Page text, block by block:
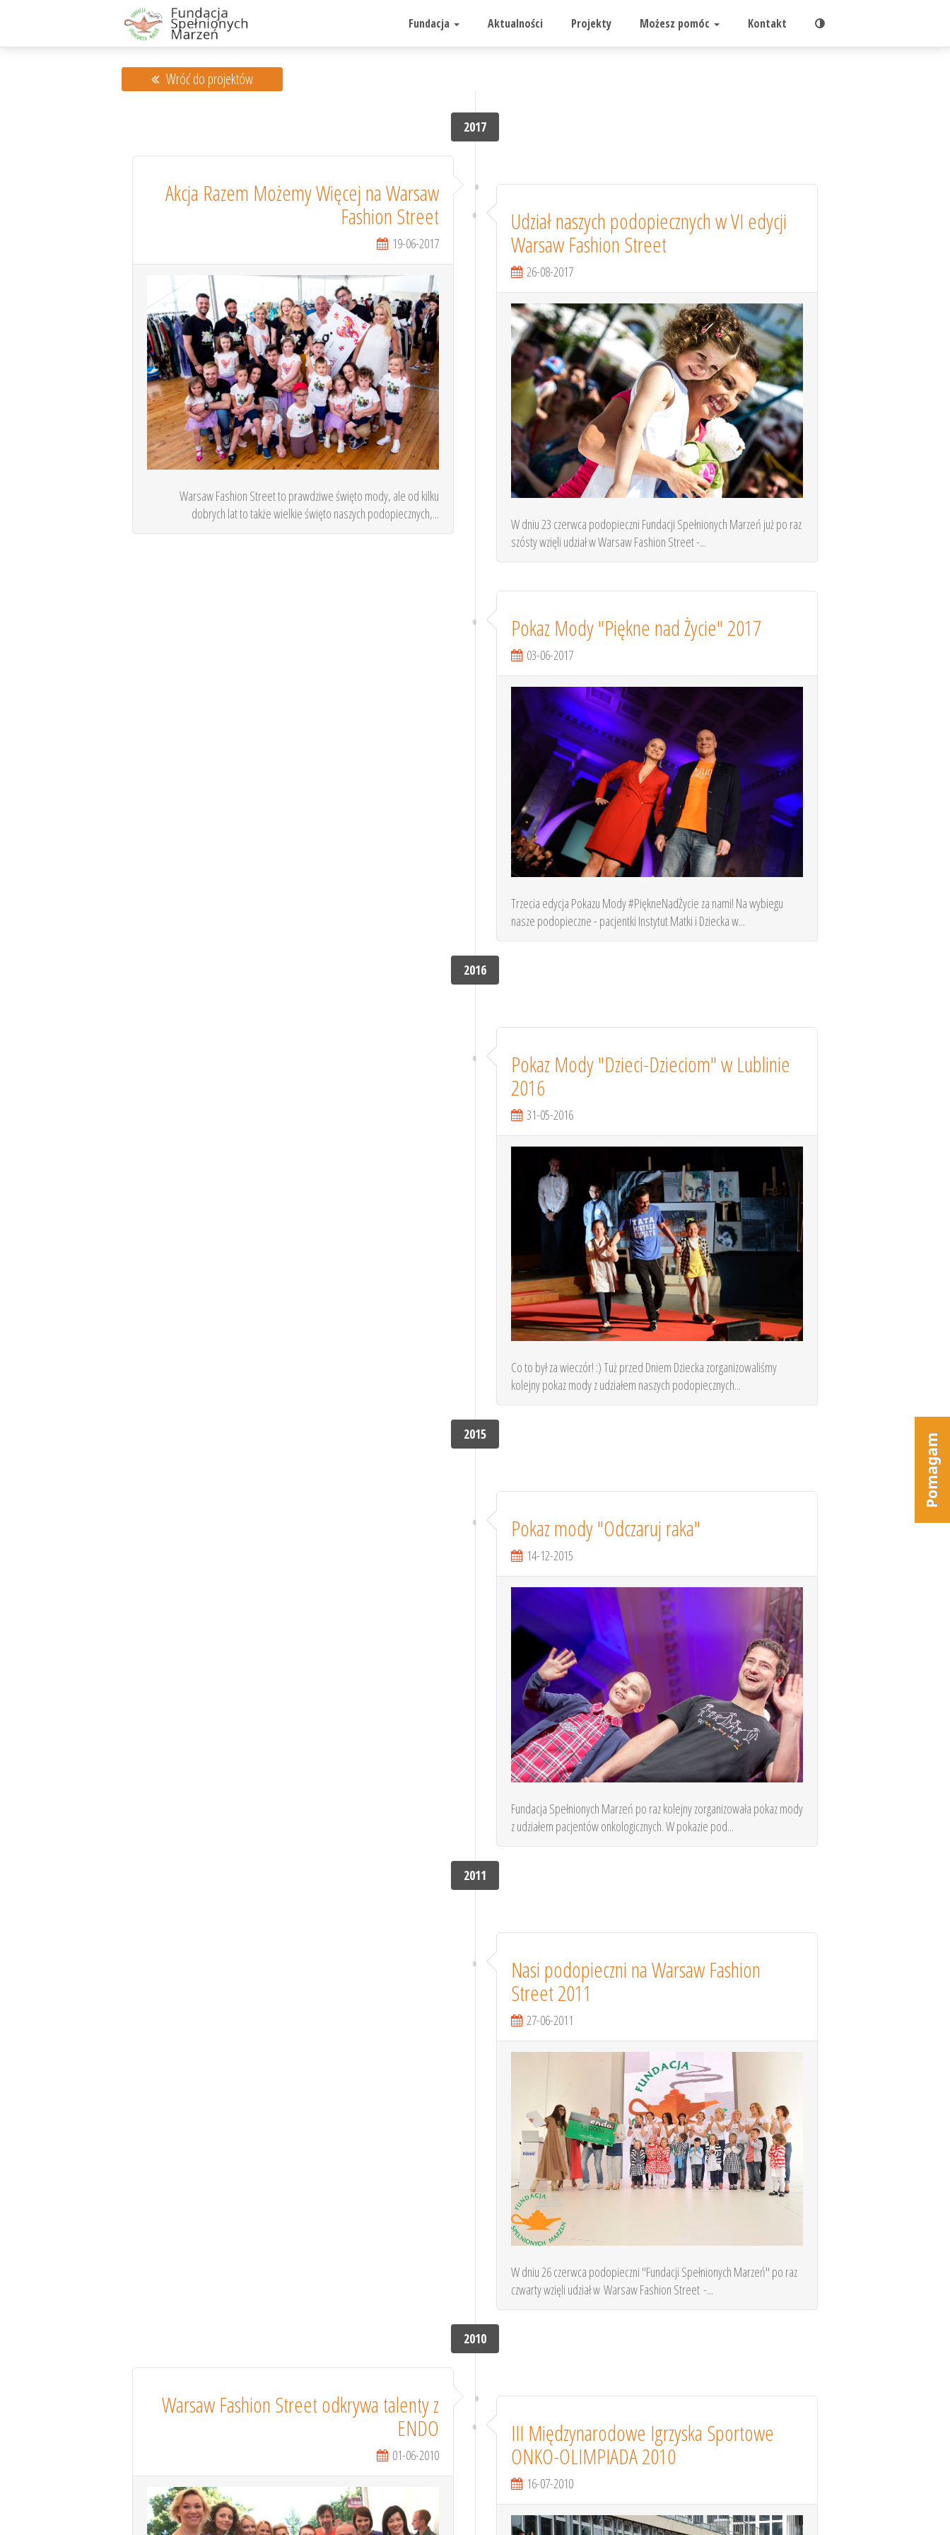
Fundacja Aktualności Projekty Możesz pomóc Kontakt
Wróć do projektów
2017
Udział naszych podopiecznych w VI edycji
Warsaw Fashion Street
26-08-2017
W dniu 23 czerwca podopieczni Fundacji Spełnionych Marzeń już po raz
szósty wzięli udział w Warsaw Fashion Street -...
Akcja Razem Możemy Więcej na Warsaw
Fashion Street
19-06-2017
Warsaw Fashion Street to prawdziwe święto mody, ale od kilku
dobrych lat to także wielkie święto naszych podopiecznych,...
Pokaz Mody "Piękne nad Życie" 2017
03-06-2017
Trzecia edycja Pokazu Mody #PiękneNadŻycie za nami! Na wybiegu
nasze podopieczne - pacjentki Instytut Matki i Dziecka w...
2016
Pokaz Mody "Dzieci-Dzieciom" w Lublinie
2016
31-05-2016
Co to był za wieczór! :) Tuż przed Dniem Dziecka zorganizowaliśmy
kolejny pokaz mody z udziałem naszych podopiecznych...
2015
Pokaz mody "Odczaruj raka"
14-12-2015
Fundacja Spełnionych Marzeń po raz kolejny zorganizowała pokaz mody
z udziałem pacjentów onkologicznych. W pokazie pod...
2011
Nasi podopieczni na Warsaw Fashion
Street 2011
27-06-2011
W dniu 26 czerwca podopieczni "Fundacji Spełnionych Marzeń" po raz
czwarty wzięli udział w Warsaw Fashion Street -...
2010
III Międzynarodowe Igrzyska Sportowe
ONKO-OLIMPIADA 2010
16-07-2010
Warsaw Fashion Street odkrywa talenty z
ENDO
01-06-2010